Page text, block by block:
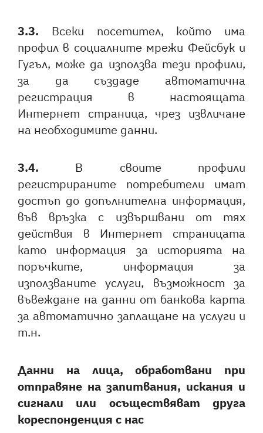
3.3. Всеки посетител, който има
профил в социалните мрежи Фейсбук и
Гугъл, може да използва тези профили,
за да създаде автоматична
регистрация в настоящата
Интернет страница, чрез извличане
на необходимите данни.
3.4. В своите профили
регистрираните потребители имат
достъп до допълнителна информация,
във връзка с извършвани от тях
действия в Интернет страницата
като информация за историята на
поръчките, информация за
използваните услуги, възможност за
въвеждане на данни от банкова карта
за автоматично заплащане на услуги и
т.н.
Данни на лица, обработвани при
отправяне на запитвания, искания и
сигнали или осъществяват друга
кореспонденция с нас